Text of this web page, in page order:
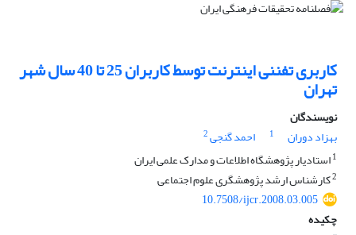
کاربری تفننی اینترنت توسط کاربران 25 تا 40 سال شهر
تهران
نویسندگان
بهزاد دوران
1 احمد گنجی2
1استادیار پژوهشگاه اطلاعات و مدارک علمی ایران
2کارشناس ارشد پژوهشگری علوم اجتماعی
10.7508/ijcr.2008.03.005
چکیده